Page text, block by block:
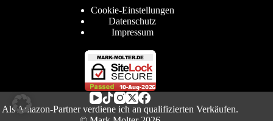
Cookie-Einstellungen
Datenschutz
Impressum
Als Amazon-Partner verdiene ich an qualifizierten Verkäufen.